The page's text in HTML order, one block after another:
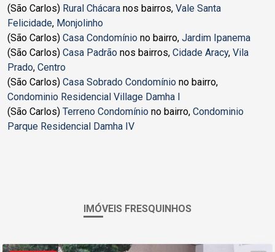
(São Carlos) Rural Chácara nos bairros, Vale Santa
Felicidade, Monjolinho
(São Carlos) Casa Condomínio no bairro, Jardim Ipanema
(São Carlos) Casa Padrão nos bairros, Cidade Aracy, Vila
Prado, Centro
(São Carlos) Casa Sobrado Condomínio no bairro,
Condominio Residencial Village Damha I
(São Carlos) Terreno Condomínio no bairro, Condominio
Parque Residencial Damha IV
IMÓVEIS FRESQUINHOS